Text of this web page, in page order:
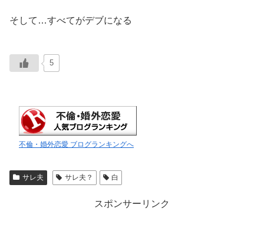
そして…すべてがデブになる
5
不倫・婚外恋愛 ブログランキングへ
サレ夫 サレ夫？ 白
スポンサーリンク